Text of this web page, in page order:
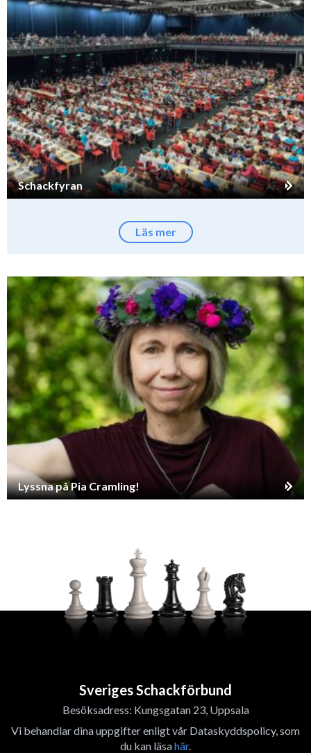
Schackfyran
Läs mer
Lyssna på Pia Cramling!
Sveriges Schackförbund
Besöksadress: Kungsgatan 23, Uppsala
Vi behandlar dina uppgifter enligt vår Dataskyddspolicy, som
du kan läsahär.